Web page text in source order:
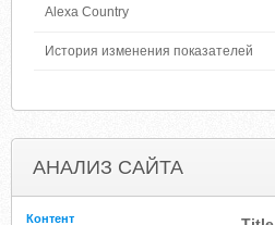
Alexa Country
История изменения показателей
АНАЛИЗ САЙТА
Контент